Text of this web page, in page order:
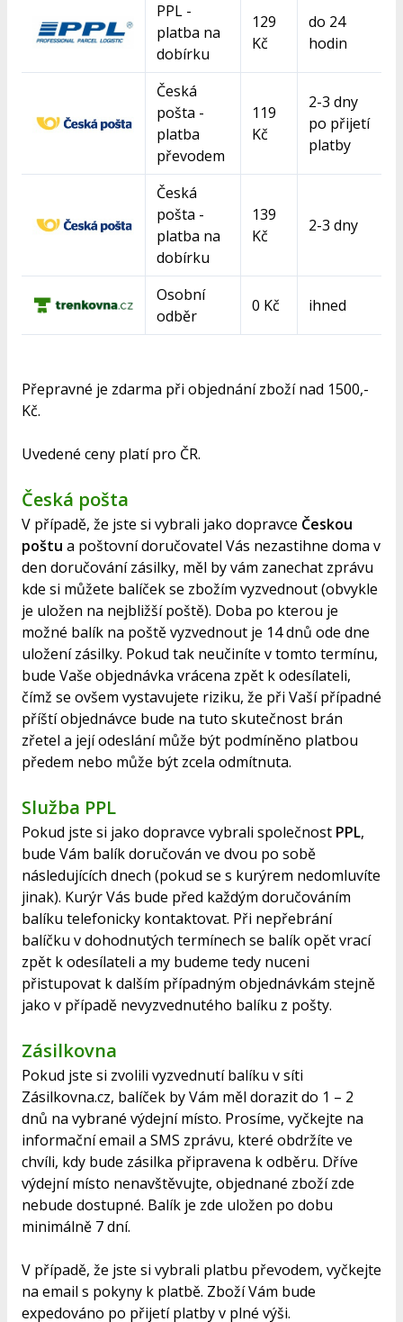
PPL -
platba na
dobírku
129
Kč
do 24
hodin
Česká
pošta -
platba
převodem
119
Kč
2-3 dny
po přijetí
platby
Česká
pošta -
platba na
dobírku
139
Kč
2-3 dny
Osobní
odběr
0 Kč ihned
Přepravné je zdarma při objednání zboží nad 1500,-
Kč.
Uvedené ceny platí pro ČR.
Česká pošta
V případě, že jste si vybrali jako dopravce Českou
poštu a poštovní doručovatel Vás nezastihne doma v
den doručování zásilky, měl by vám zanechat zprávu
kde si můžete balíček se zbožím vyzvednout (obvykle
je uložen na nejbližší poště). Doba po kterou je
možné balík na poště vyzvednout je 14 dnů ode dne
uložení zásilky. Pokud tak neučiníte v tomto termínu,
bude Vaše objednávka vrácena zpět k odesílateli,
čímž se ovšem vystavujete riziku, že při Vaší případné
příští objednávce bude na tuto skutečnost brán
zřetel a její odeslání může být podmíněno platbou
předem nebo může být zcela odmítnuta.
Služba PPL
Pokud jste si jako dopravce vybrali společnost PPL,
bude Vám balík doručován ve dvou po sobě
následujících dnech (pokud se s kurýrem nedomluvíte
jinak). Kurýr Vás bude před každým doručováním
balíku telefonicky kontaktovat. Při nepřebrání
balíčku v dohodnutých termínech se balík opět vrací
zpět k odesílateli a my budeme tedy nuceni
přistupovat k dalším případným objednávkám stejně
jako v případě nevyzvednutého balíku z pošty.
Zásilkovna
Pokud jste si zvolili vyzvednutí balíku v síti
Zásilkovna.cz, balíček by Vám měl dorazit do 1 – 2
dnů na vybrané výdejní místo. Prosíme, vyčkejte na
informační email a SMS zprávu, které obdržíte ve
chvíli, kdy bude zásilka připravena k odběru. Dříve
výdejní místo nenavštěvujte, objednané zboží zde
nebude dostupné. Balík je zde uložen po dobu
minimálně 7 dní.
V případě, že jste si vybrali platbu převodem, vyčkejte
na email s pokyny k platbě. Zboží Vám bude
expedováno po přijetí platby v plné výši.